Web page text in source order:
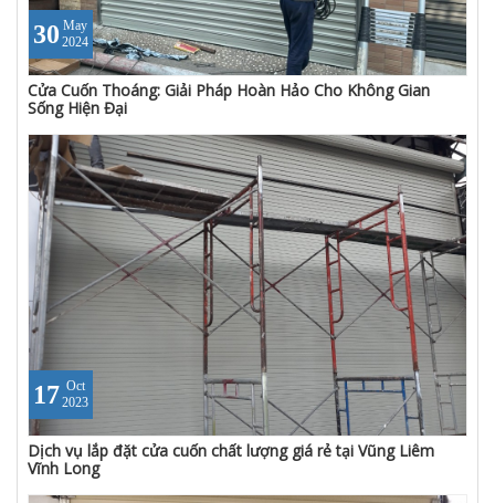
30 May
2024
Cửa Cuốn Thoáng: Giải Pháp Hoàn Hảo Cho Không Gian
Sống Hiện Đại
17 Oct
2023
Dịch vụ lắp đặt cửa cuốn chất lượng giá rẻ tại Vũng Liêm
Vĩnh Long